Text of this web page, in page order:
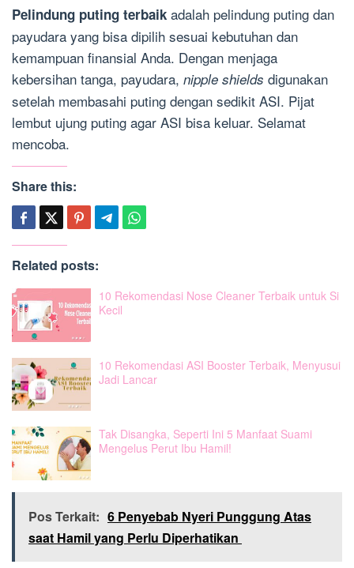
Pelindung puting terbaik adalah pelindung puting dan
payudara yang bisa dipilih sesuai kebutuhan dan
kemampuan finansial Anda. Dengan menjaga
kebersihan tanga, payudara, nipple shields digunakan
setelah membasahi puting dengan sedikit ASI. Pijat
lembut ujung puting agar ASI bisa keluar. Selamat
mencoba.
Share this:
Related posts:
10 Rekomendasi Nose Cleaner Terbaik untuk Si
Kecil
10 Rekomendasi ASI Booster Terbaik, Menyusui
Jadi Lancar
Tak Disangka, Seperti Ini 5 Manfaat Suami
Mengelus Perut Ibu Hamil!
Pos Terkait: 6 Penyebab Nyeri Punggung Atas
saat Hamil yang Perlu Diperhatikan